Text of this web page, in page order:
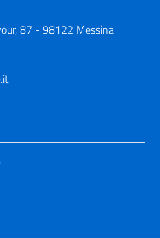
87 - 98122 Messina